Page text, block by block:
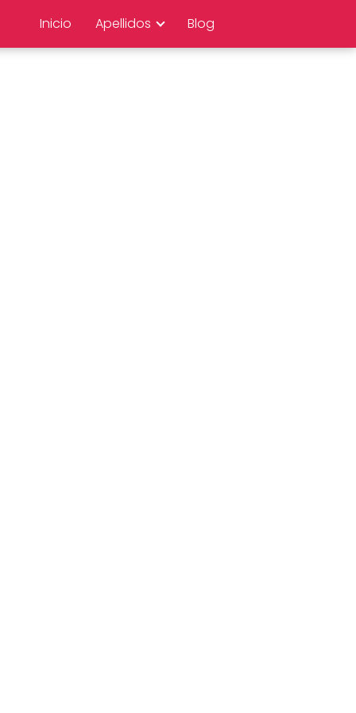
Inicio Apellidos Blog